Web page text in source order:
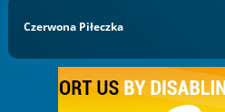
Czerwona Piłeczka